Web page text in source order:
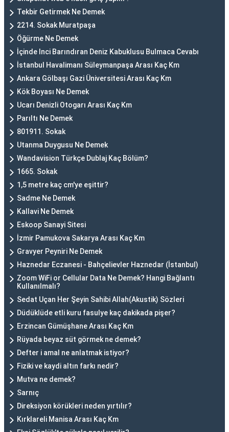
Tekbir Getirmek Ne Demek
2214. Sokak Muratpaşa
Öğürme Ne Demek
İçinde Inci Barındıran Deniz Kabuklusu Bulmaca Cevabı
İstanbul Havalimanı Süleymanpaşa Arası Kaç Km
Ankara Gölbaşı Gazi Üniversitesi Arası Kaç Km
Kök Boyası Ne Demek
Ucarı Denizli Otogarı Arası Kaç Km
Parıltı Ne Demek
801911. Sokak
Utanma Duygusu Ne Demek
Wandavision Türkçe Dublaj Kaç Bölüm?
1665. Sokak
1,5 metre kaç cm'ye eşittir?
Sadme Ne Demek
Kallavi Ne Demek
Eskoop Sanayi Sitesi
İzmir Pamukova Sakarya Arası Kaç Km
Gravyer Peyniri Ne Demek
Haznedar Eczanesi - Bahçelievler Haznedar (İstanbul)
Zoom WiFi or Cellular Data Ne Demek? Hangi Bağlantı
Kullanılmalı?
Sedat Uçan Her Şeyin Sahibi Allah(Akustik) Sözleri
Düdüklüde etli kuru fasulye kaç dakikada pişer?
Erzincan Gümüşhane Arası Kaç Km
Rüyada beyaz süt görmek ne demek?
Defter i amal ne anlatmak istiyor?
Fiziki ve kaydi altın farkı nedir?
Mutva ne demek?
Sarnıç
Direksiyon körükleri neden yırtılır?
Kırklareli Manisa Arası Kaç Km